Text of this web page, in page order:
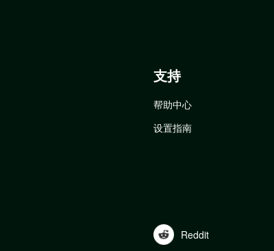
支持
帮助中心
设置指南
Reddit